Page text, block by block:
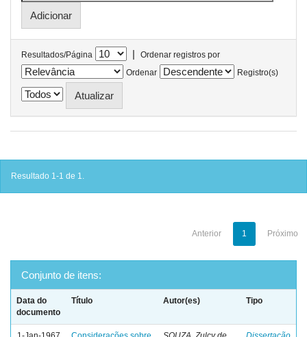
Resultados/Página |
Ordenar registros por
Ordenar
Registro(s)
Resultado 1-1 de 1.
Anterior 1 Próximo
Conjunto de itens:
Data do
documento
Título Autor(es) Tipo